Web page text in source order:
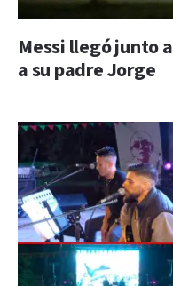
Messi llegó junto
a su padre Jorge